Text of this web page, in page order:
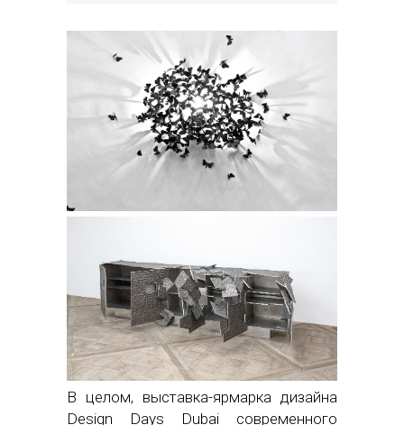
В целом, выставка-ярмарка дизайна
Design Days Dubai современного